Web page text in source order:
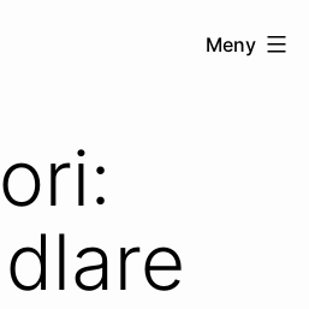
Meny